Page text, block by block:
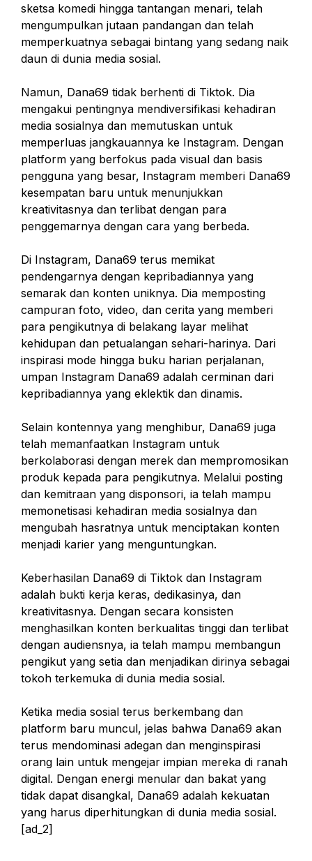
sketsa komedi hingga tantangan menari, telah
mengumpulkan jutaan pandangan dan telah
memperkuatnya sebagai bintang yang sedang naik
daun di dunia media sosial.
Namun, Dana69 tidak berhenti di Tiktok. Dia
mengakui pentingnya mendiversifikasi kehadiran
media sosialnya dan memutuskan untuk
memperluas jangkauannya ke Instagram. Dengan
platform yang berfokus pada visual dan basis
pengguna yang besar, Instagram memberi Dana69
kesempatan baru untuk menunjukkan
kreativitasnya dan terlibat dengan para
penggemarnya dengan cara yang berbeda.
Di Instagram, Dana69 terus memikat
pendengarnya dengan kepribadiannya yang
semarak dan konten uniknya. Dia memposting
campuran foto, video, dan cerita yang memberi
para pengikutnya di belakang layar melihat
kehidupan dan petualangan sehari-harinya. Dari
inspirasi mode hingga buku harian perjalanan,
umpan Instagram Dana69 adalah cerminan dari
kepribadiannya yang eklektik dan dinamis.
Selain kontennya yang menghibur, Dana69 juga
telah memanfaatkan Instagram untuk
berkolaborasi dengan merek dan mempromosikan
produk kepada para pengikutnya. Melalui posting
dan kemitraan yang disponsori, ia telah mampu
memonetisasi kehadiran media sosialnya dan
mengubah hasratnya untuk menciptakan konten
menjadi karier yang menguntungkan.
Keberhasilan Dana69 di Tiktok dan Instagram
adalah bukti kerja keras, dedikasinya, dan
kreativitasnya. Dengan secara konsisten
menghasilkan konten berkualitas tinggi dan terlibat
dengan audiensnya, ia telah mampu membangun
pengikut yang setia dan menjadikan dirinya sebagai
tokoh terkemuka di dunia media sosial.
Ketika media sosial terus berkembang dan
platform baru muncul, jelas bahwa Dana69 akan
terus mendominasi adegan dan menginspirasi
orang lain untuk mengejar impian mereka di ranah
digital. Dengan energi menular dan bakat yang
tidak dapat disangkal, Dana69 adalah kekuatan
yang harus diperhitungkan di dunia media sosial.
[ad_2]